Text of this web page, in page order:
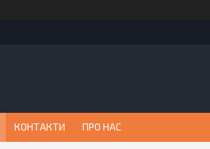
КОНТАКТИ ПРО НАС